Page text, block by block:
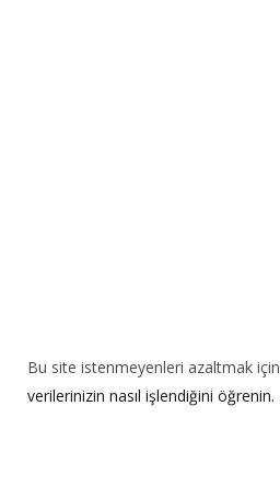
Bu site istenmeyenleri azaltmak
verilerinizin nasıl işlendiğini öğrenin.